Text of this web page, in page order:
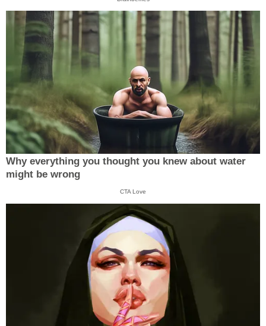
Why everything you thought you knew about water
might be wrong
CTA Love